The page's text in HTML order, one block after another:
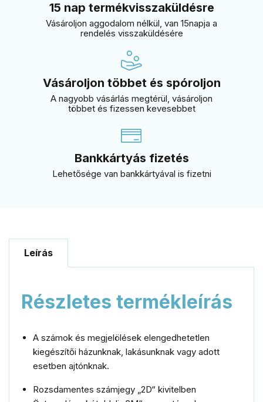
15 nap termékvisszaküldésre
Vásároljon aggodalom nélkül, van 15napja a
rendelés visszaküldésére
Vásároljon többet és spóroljon
A nagyobb vásárlás megtérül, vásároljon
többet és fizessen kevesebbet
Bankkártyás fizetés
Lehetősége van bankkártyával is fizetni
Leírás
Részletes termékleírás
A számok és megjelölések elengedhetetlen
kiegészítői házunknak, lakásunknak vagy adott
esetben ajtónknak.
Rozsdamentes számjegy „2D“ kivitelben